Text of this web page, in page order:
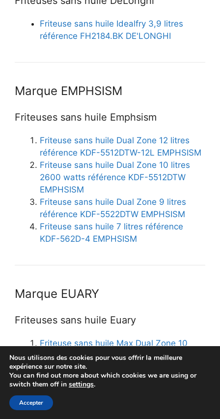
Friteuse sans huile Idealfry 3,9 litres
référence FH2184.BK DE'LONGHI
Marque EMPHSISM
Friteuses sans huile Emphsism
Friteuse sans huile Dual Zone 12 litres
référence KDF-5512DTW-12L EMPHSISM
Friteuse sans huile Dual Zone 10 litres
2600 watts référence KDF-5512DTW
EMPHSISM
Friteuse sans huile Dual Zone 9 litres
référence KDF-5522DTW EMPHSISM
Friteuse sans huile 7 litres référence
KDF-562D-4 EMPHSISM
Marque EUARY
Friteuses sans huile Euary
Friteuse sans huile Max Dual Zone 10
litres EUARY
Friteuse sans huile double compartiment
9 litres EUARY
Friteuse sans huile Bogseth 7,5 litres
Nous utilisons des cookies pour vous offrir la meilleure
expérience sur notre site.
You can find out more about which cookies we are using or
switch them off in settings.
Accepter